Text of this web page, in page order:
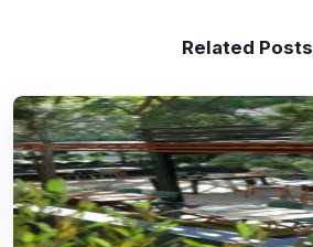
Related Posts